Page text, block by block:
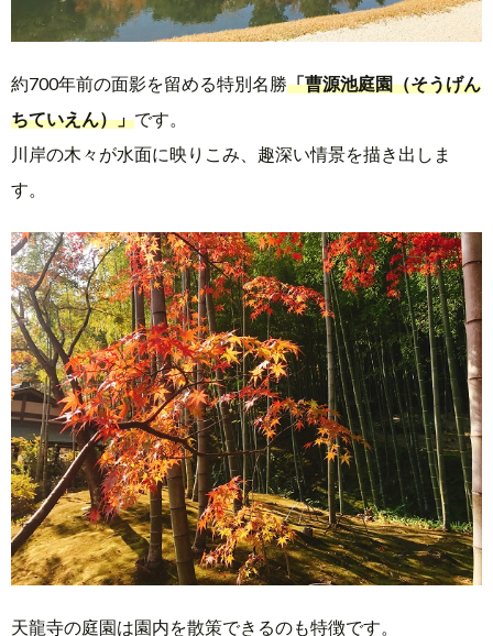
約700年前の面影を留める特別名勝「曹源池庭園（そうげん
ちていえん）」です。
川岸の木々が水面に映りこみ、趣深い情景を描き出しま
す。
天龍寺の庭園は園内を散策できるのも特徴です。